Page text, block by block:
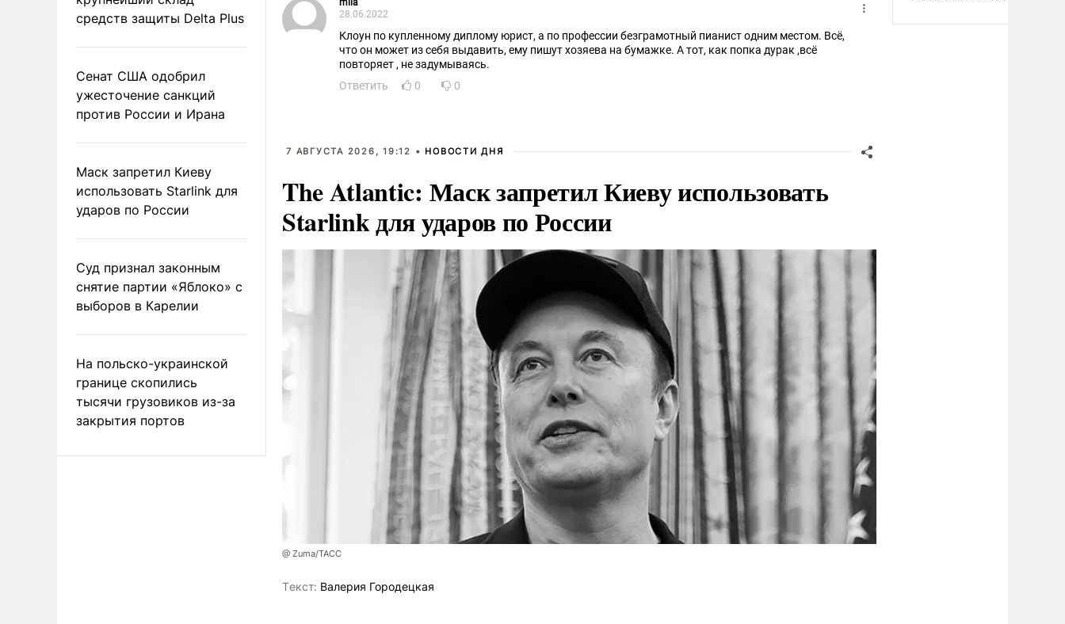
средств защиты Delta Plus
Сенат США одобрил
ужесточение санкций
против России и Ирана
Маск запретил Киеву
использовать Starlink для
ударов по России
Суд признал законным
снятие партии «Яблоко» с
выборов в Карелии
На польско-украинской
границе скопились
тысячи грузовиков из-за
закрытия портов
mila
28.06.2022
Клоун по купленному диплому юрист, а по профессии безграмотный пианист одним местом. Всё,
что он может из себя выдавить, ему пишут хозяева на бумажке. А тот, как попка дурак ,всё
повторяет , не задумываясь.
Ответить
0 0
7 АВГУСТА 2026, 19:12 • НОВОСТИ ДНЯ
The Atlantic: Маск запретил Киеву использовать
Starlink для ударов по России
@ Zuma/ТАСС
Tекст: Валерия Городецкая